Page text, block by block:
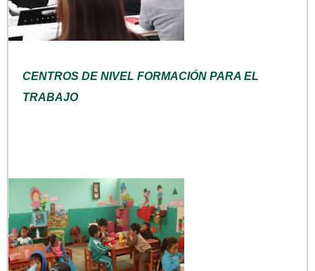
CENTROS DE NIVEL FORMACIÓN PARA EL
TRABAJO